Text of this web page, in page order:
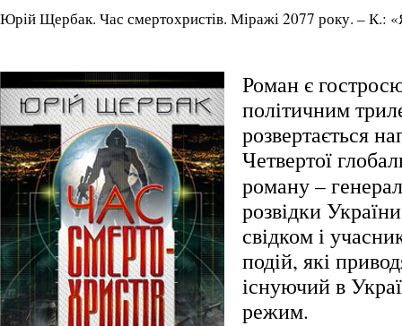
Юрій Щербак. Час смертохристів. Міражі 2077 року. – К.:
Роман є
політичним
розвертається
Четвертої
роману –
розвідки
свідком і
подій, які
існуючий в
режим.